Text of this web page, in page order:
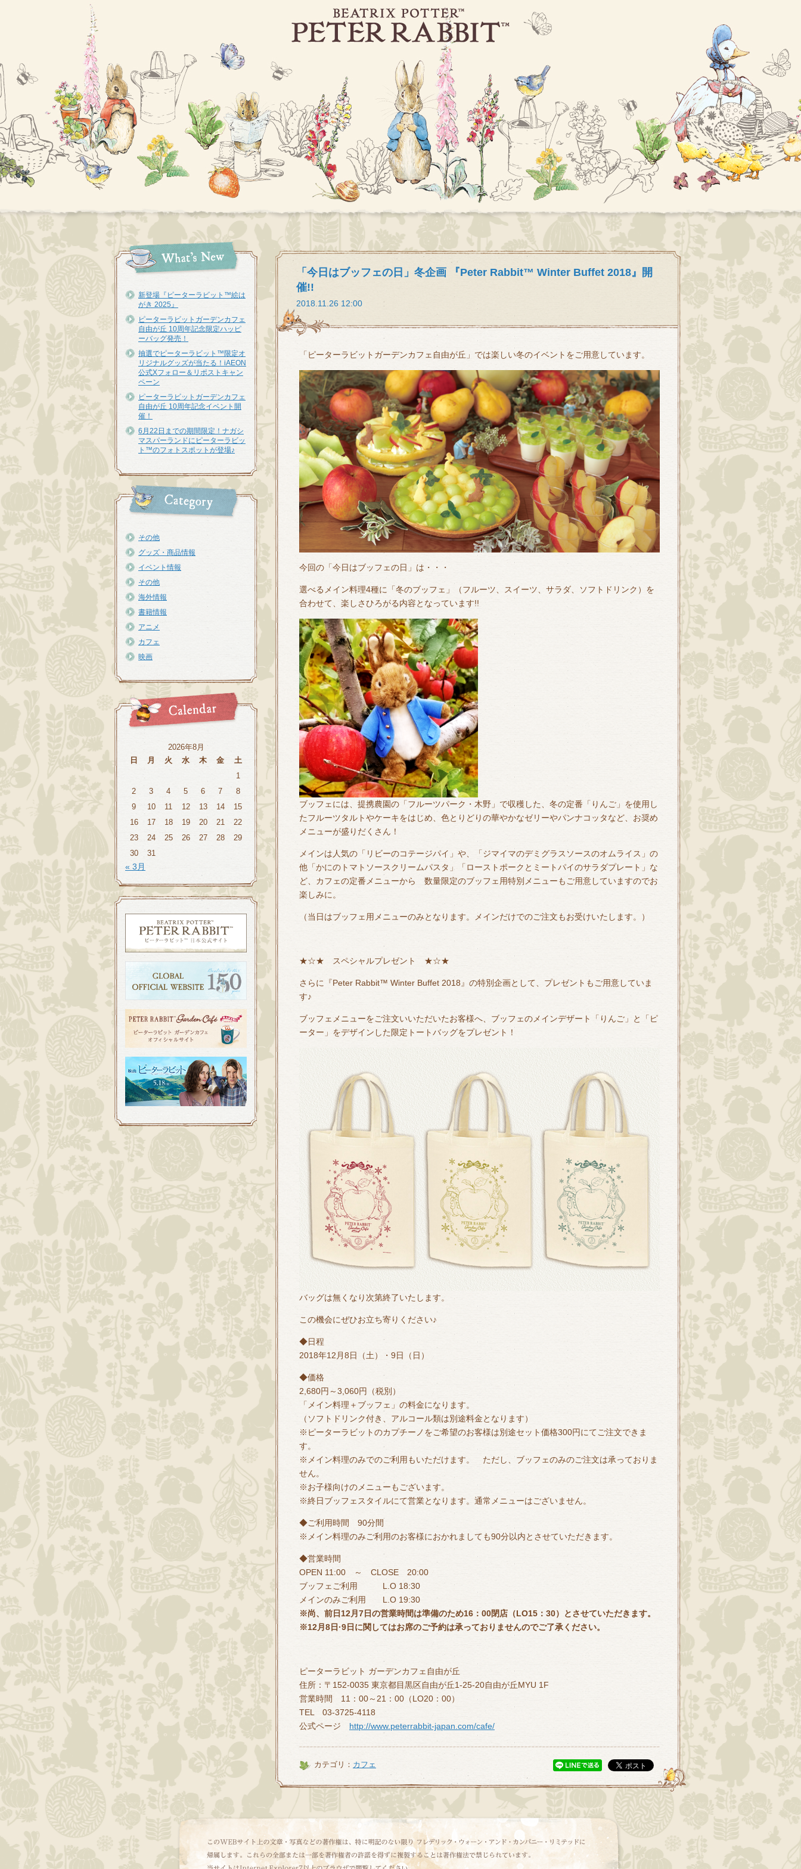
新登場『ピーターラビット™︎絵は
がき 2025』
ピーターラビットガーデンカフェ
自由が丘 10周年記念限定ハッピ
ーバッグ発売！
抽選でピーターラビット™限定オ
リジナルグッズが当たる！iAEON
公式Xフォロー＆リポストキャン
ペーン
ピーターラビットガーデンカフェ
自由が丘 10周年記念イベント開
催！
6月22日までの期間限定！ナガシ
マスパーランドにピーターラビッ
ト™のフォトスポットが登場♪
その他
グッズ・商品情報
イベント情報
その他
海外情報
書籍情報
アニメ
カフェ
映画
2026年8月
日
月 火 水 木 金
土
1
2
3 4 5 6 7
8
9
10 11 12 13 14
15
16
17 18 19 20 21
22
23
24 25 26 27 28
29
30
31
« 3月
「今日はブッフェの日」冬企画 『Peter Rabbit™ Winter Buffet 2018』開
催!!
2018.11.26 12:00
「ピーターラビットガーデンカフェ自由が丘」では楽しい冬のイベントをご用意しています。
今回の「今日はブッフェの日」は・・・
選べるメイン料理4種に「冬のブッフェ」（フルーツ、スイーツ、サラダ、ソフトドリンク）を
合わせて、楽しさひろがる内容となっています!!
ブッフェには、提携農園の「フルーツパーク・木野」で収穫した、冬の定番「りんご」を使用し
たフルーツタルトやケーキをはじめ、色とりどりの華やかなゼリーやパンナコッタなど、お奨め
メニューが盛りだくさん！
メインは人気の「リビーのコテージパイ」や、「ジマイマのデミグラスソースのオムライス」の
他「かにのトマトソースクリームパスタ」「ローストポークとミートパイのサラダプレート」な
ど、カフェの定番メニューから 数量限定のブッフェ用特別メニューもご用意していますのでお
楽しみに。
（当日はブッフェ用メニューのみとなります。メインだけでのご注文もお受けいたします。）
★☆★ スペシャルプレゼント ★☆★
さらに『Peter Rabbit™ Winter Buffet 2018』の特別企画として、プレゼントもご用意していま
す♪
ブッフェメニューをご注文いいただいたお客様へ、ブッフェのメインデザート「りんご」と「ピ
ーター」をデザインした限定トートバッグをプレゼント！
バッグは無くなり次第終了いたします。
この機会にぜひお立ち寄りください♪
◆日程
2018年12月8日（土）・9日（日）
◆価格
2,680円～3,060円（税別）
「メイン料理＋ブッフェ」の料金になります。
（ソフトドリンク付き、アルコール類は別途料金となります）
※ピーターラビットのカプチーノをご希望のお客様は別途セット価格300円にてご注文できま
す。
※メイン料理のみでのご利用もいただけます。 ただし、ブッフェのみのご注文は承っておりま
せん。
※お子様向けのメニューもございます。
※終日ブッフェスタイルにて営業となります。通常メニューはございません。
◆ご利用時間 90分間
※メイン料理のみご利用のお客様におかれましても90分以内とさせていただきます。
◆営業時間
OPEN 11:00 ～ CLOSE 20:00
ブッフェご利用 L.O 18:30
メインのみご利用 L.O 19:30
※尚、前日 12月 7日の営業時間は準備のため16 ： 00閉店（LO15 ： 30）とさせていただきます。
※12月 8日 ·9日に関してはお席のご予約は承っておりませんのでご了承ください。
ピーターラビット ガーデンカフェ自由が丘
住所：〒152-0035 東京都目黒区自由が丘1-25-20自由が丘MYU 1F
営業時間 11：00～21：00（LO20：00）
TEL 03-3725-4118
公式ページ http://www.peterrabbit-japan.com/cafe/
カテゴリ： カフェ